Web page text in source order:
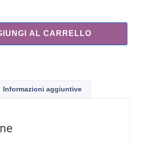
AL CARRELLO
Informazioni aggiuntive